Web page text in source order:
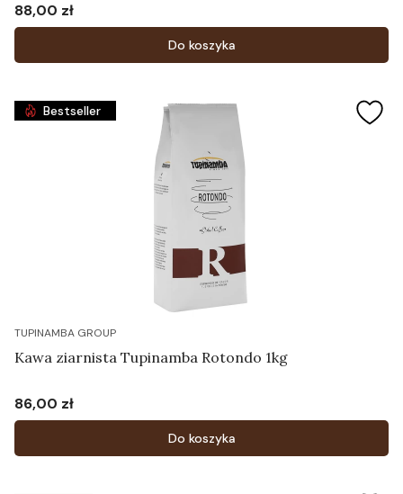
Cena
88,00 zł
Do koszyka
Bestseller
TUPINAMBA GROUP
Kawa ziarnista Tupinamba Rotondo 1kg
Cena
86,00 zł
Do koszyka